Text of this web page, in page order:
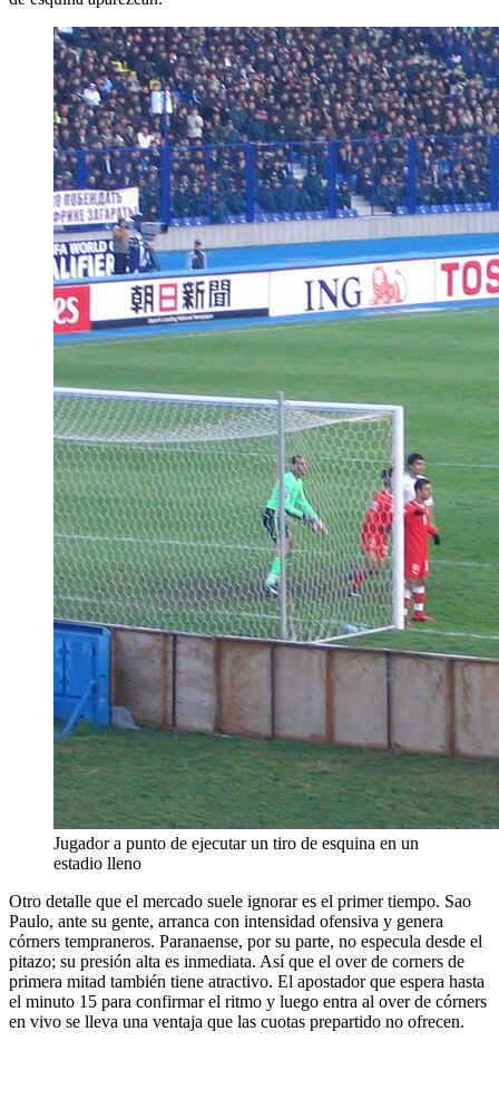
Jugador a punto de ejecutar un tiro de esquina en un
estadio lleno
Otro detalle que el mercado suele ignorar es el primer tiempo. Sao
Paulo, ante su gente, arranca con intensidad ofensiva y genera
córners tempraneros. Paranaense, por su parte, no especula desde el
pitazo; su presión alta es inmediata. Así que el over de corners de
primera mitad también tiene atractivo. El apostador que espera hasta
el minuto 15 para confirmar el ritmo y luego entra al over de córners
en vivo se lleva una ventaja que las cuotas prepartido no ofrecen.